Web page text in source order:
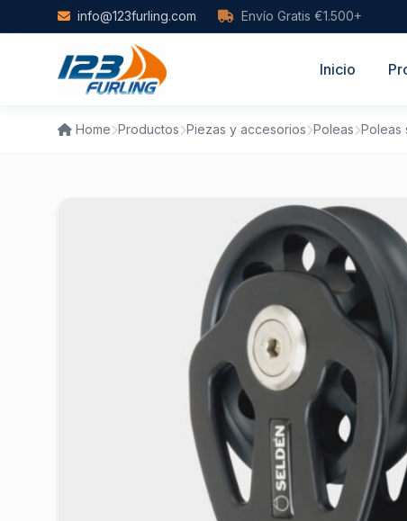
Skip to main content
info@123furling.com Envío Gratis €1.500+
Inicio
Home Productos Piezas y accesorios Poleas Poleas